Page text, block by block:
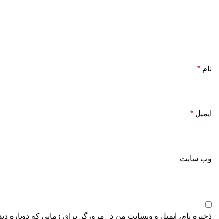
نام *
ایمیل *
وب‌ سایت
ذخیره نام، ایمیل و وبسایت من در مرورگر برای زمانی که دوباره